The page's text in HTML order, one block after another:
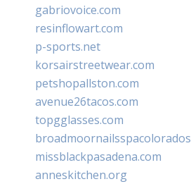
gabriovoice.com
resinflowart.com
p-sports.net
korsairstreetwear.com
petshopallston.com
avenue26tacos.com
topgglasses.com
missblackpasadena.com
anneskitchen.org